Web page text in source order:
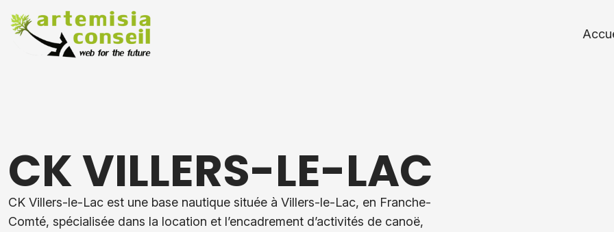
CK VILLERS-LE-LAC
CK Villers-le-Lac est une base nautique située à Villers-le-Lac, en Franche-
Comté, spécialisée dans la location et l’encadrement d’activités de canoë,